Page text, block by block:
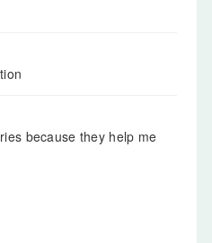
because they help me